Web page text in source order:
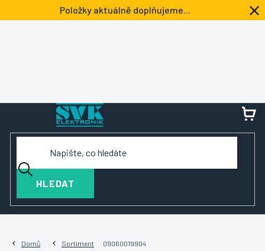
na
Položky aktuálně doplňujeme...
HLEDAT
Domů Sortiment 09060019904